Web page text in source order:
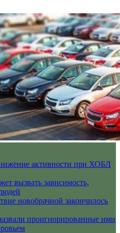
активности при ХОБЛ
вызвать зависимость,
новобрачной закончилось
проигнорированные ими